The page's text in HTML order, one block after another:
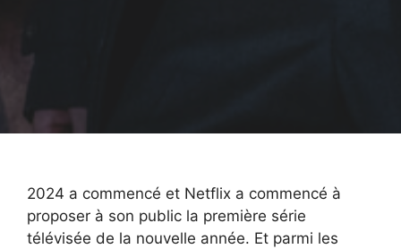
2024 a commencé et Netflix a commencé à
proposer à son public la première série
télévisée de la nouvelle année. Et parmi les